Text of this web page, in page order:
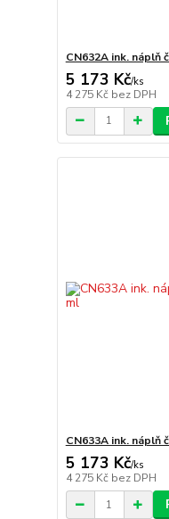
CN632A ink. náplň
5 173 Kč/ks
4 275 Kč bez DPH
CN633A ink. náplň
5 173 Kč/ks
4 275 Kč bez DPH